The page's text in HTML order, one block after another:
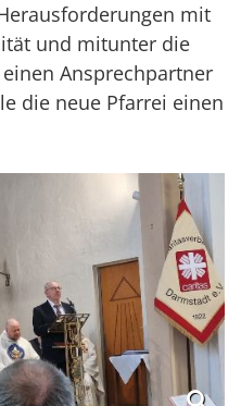
mit
und mitunter die
Ansprechpartner
die neue Pfarrei einen